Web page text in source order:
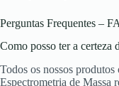
Perguntas Frequentes –
Como posso ter a certeza
Todos os nossos
Espectrometria de Massa